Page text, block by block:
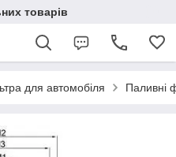
товарів
для автомобіля Паливні